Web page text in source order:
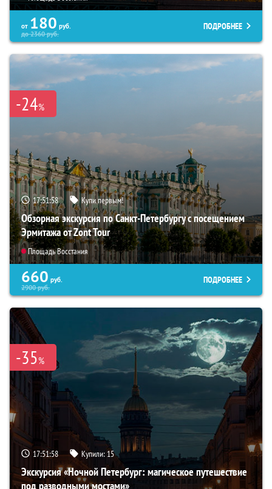
от 180 руб.
до2360руб.
ПОДРОБНЕЕ
-24%
17:51:56 Купи первым!
Обзорная экскурсия по Санкт-Петербургу с посещением
Эрмитажа от Zont Tour
Площадь Восстания
660 руб.
2900руб.
ПОДРОБНЕЕ
-35%
17:51:56 Купили: 15
Экскурсия «Ночной Петербург: магическое путешествие
под разводными мостами»